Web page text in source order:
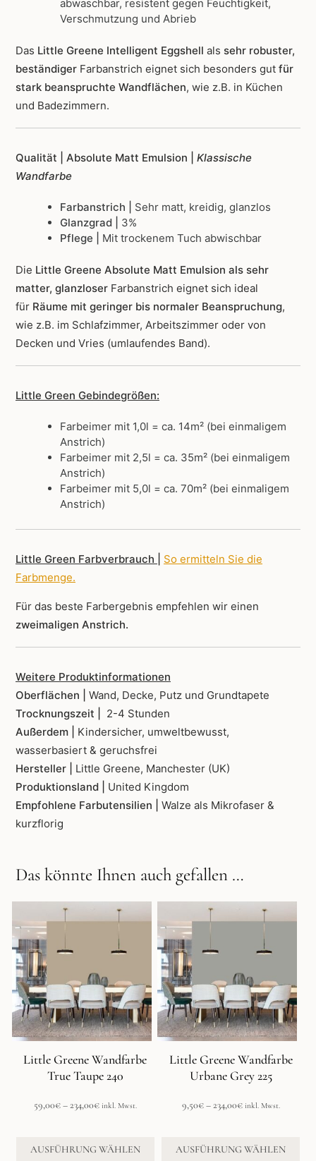
abwaschbar, resistent gegen Feuchtigkeit,
Verschmutzung und Abrieb
Das Little Greene Intelligent Eggshell als sehr robuster,
beständiger Farbanstrich eignet sich besonders gut für
stark beanspruchte Wandflächen, wie z.B. in Küchen
und Badezimmern.
Qualität | Absolute Matt Emulsion | Klassische
Wandfarbe
Farbanstrich | Sehr matt, kreidig, glanzlos
Glanzgrad | 3%
Pflege | Mit trockenem Tuch abwischbar
Die Little Greene Absolute Matt Emulsion als sehr
matter, glanzloser Farbanstrich eignet sich ideal
für Räume mit geringer bis normaler Beanspruchung,
wie z.B. im Schlafzimmer, Arbeitszimmer oder von
Decken und Vries (umlaufendes Band).
Little Green Gebindegrößen:
Farbeimer mit 1,0l = ca. 14m² (bei einmaligem
Anstrich)
Farbeimer mit 2,5l = ca. 35m² (bei einmaligem
Anstrich)
Farbeimer mit 5,0l = ca. 70m² (bei einmaligem
Anstrich)
Little Green Farbverbrauch |
So ermitteln Sie die
Farbmenge.
Für das beste Farbergebnis empfehlen wir einen
zweimaligen Anstrich.
Weitere Produktinformationen
Oberflächen | Wand, Decke, Putz und Grundtapete
Trocknungszeit |
2-4 Stunden
Außerdem | Kindersicher, umweltbewusst,
wasserbasiert & geruchsfrei
Hersteller | Little Greene, Manchester (UK)
Produktionsland | United Kingdom
Empfohlene Farbutensilien | Walze als Mikrofaser &
kurzflorig
Das könnte Ihnen auch gefallen …
Little Greene Wandfarbe
True Taupe 240
59,00€–234,00€Preisspanne:
234,00€
inkl. Mwst.
AUSFÜHRUNG WÄHLEN
Produkt
mehrere
auf.
Optionen
können
auf
der
gewählt
werden
Little Greene Wandfarbe
Urbane Grey 225
9,50€ –234,00€Preisspanne:
234,00€
inkl. Mwst.
AUSFÜHRUNG WÄHLEN
Produkt
mehrere
auf.
Optionen
können
auf
der
Produktseite
gewählt
werden